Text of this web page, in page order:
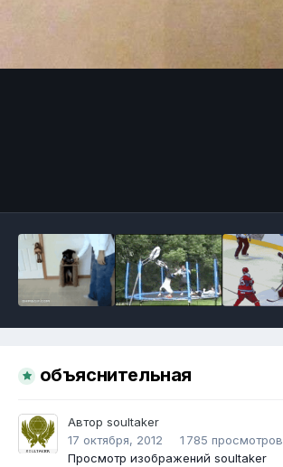
объяснительная
Автор soultaker
17 октября, 2012
1 785 просмотров
Просмотр изображений soultaker